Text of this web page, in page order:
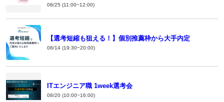
08/25 (11:00~12:00)
【選考短縮も狙える！】個別推薦枠から大手内定
08/14 (19:30~20:00)
ITエンジニア職 1week選考会
08/20 (10:00~16:00)